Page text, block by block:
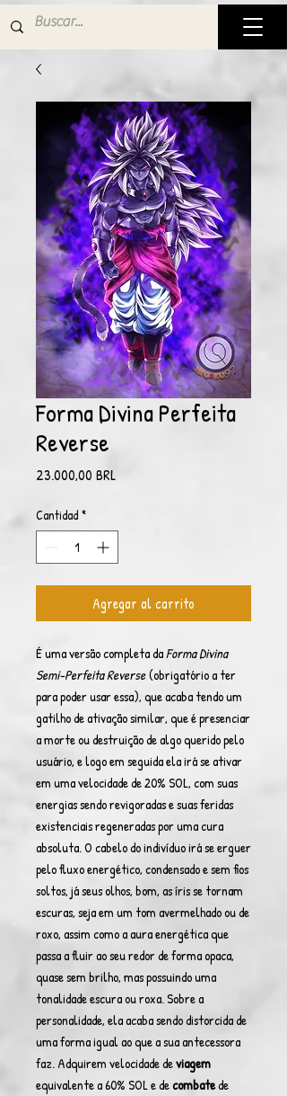
Forma Divina Perfeita
Reverse
23.000,00 BRLPrecio
Cantidad *
Agregar al carrito
É uma versão completa daForma Divina
Semi-Perfeita Reverse(obrigatório a ter
para poder usar essa), que acaba tendo um
gatilho de ativação similar, que é presenciar
a morte ou destruição de algo querido pelo
usuário, e logo em seguida ela irá se ativar
em uma velocidade de 20% SOL, com suas
energias sendo revigoradas e suas feridas
existenciais regeneradas por uma cura
absoluta. O cabelo do indivíduo irá se erguer
pelo fluxo energético, condensado e sem fios
soltos, já seus olhos, bom, as íris se tornam
escuras, seja em um tom avermelhado ou de
roxo, assim como a aura energética que
passa a fluir ao seu redor de forma opaca,
quase sem brilho, mas possuindo uma
tonalidade escura ou roxa. Sobre a
personalidade, ela acaba sendo distorcida de
uma forma igual ao que a sua antecessora
faz. Adquirem velocidade deviagem
equivalente a 60% SOL e decombatede